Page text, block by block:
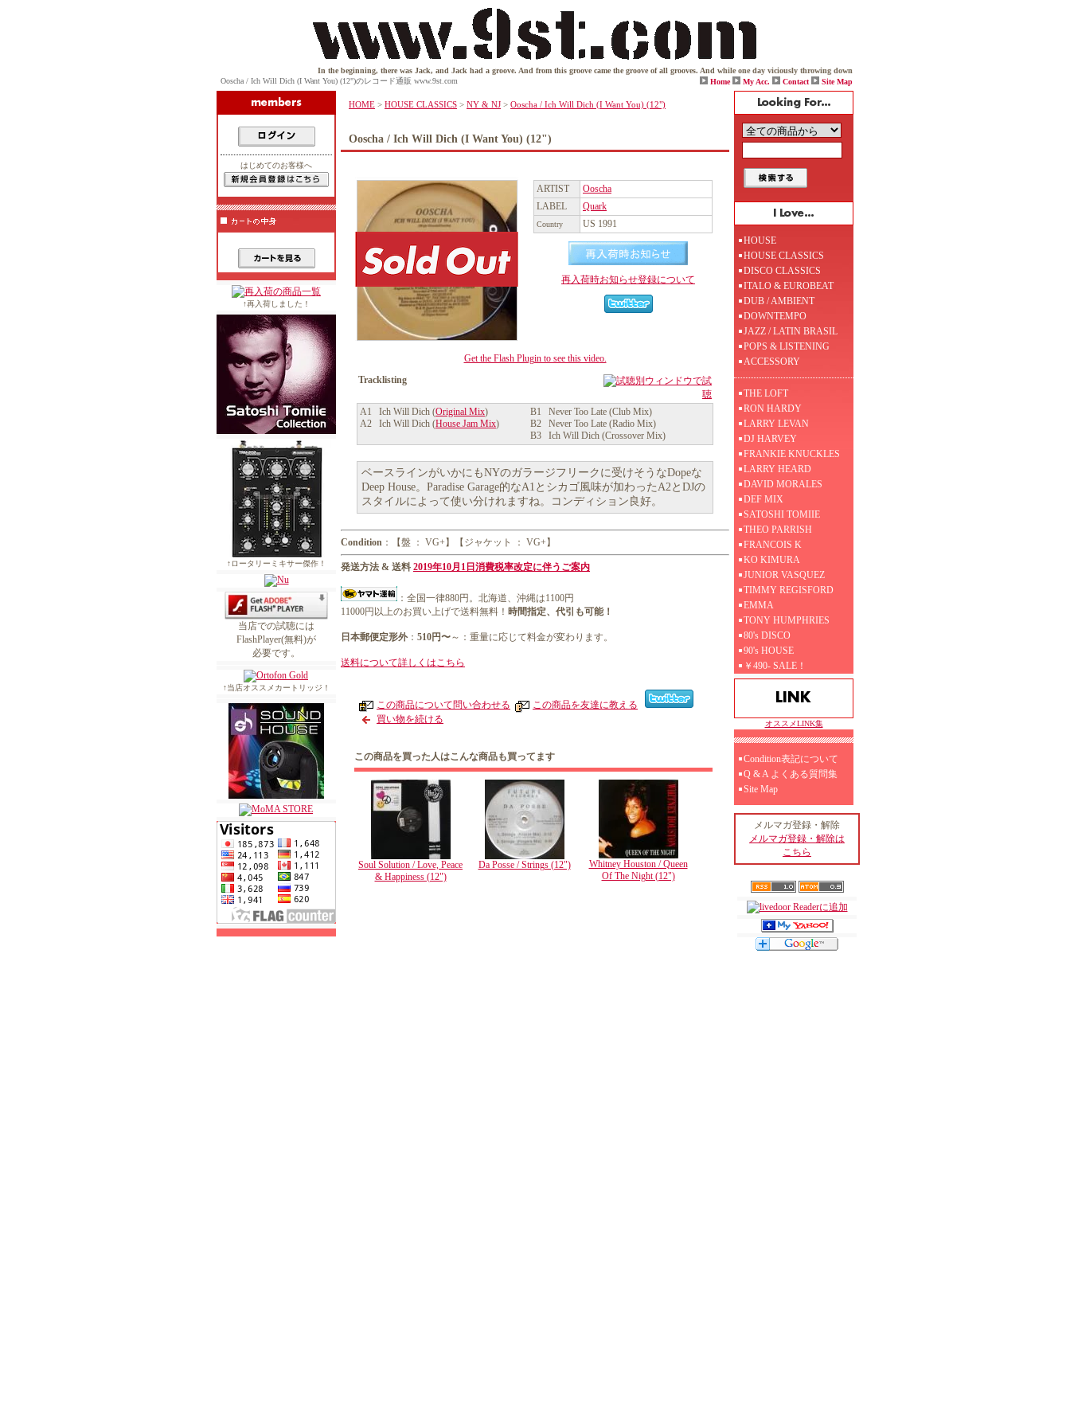
In the beginning, there was Jack, and Jack had a groove. And from this groove came the groove of all grooves. And while one day viciously throwing down on his box, Jack boldy declared, "Let there be HOUSE!" and
Ooscha / Ich Will Dich (I Want You) (12")のレコード通販 www.9st.com
Home My Acc. Contact Site Map
はじめてのお客様へ
↑再入荷しました！
↑ロータリーミキサー傑作！
当店での試聴には
FlashPlayer(無料)が
必要です。
↑当店オススメカートリッジ！
HOME > HOUSE CLASSICS > NY & NJ > Ooscha / Ich Will Dich (I Want You) (12")
Ooscha / Ich Will Dich (I Want You) (12")
ARTIST
Ooscha
LABEL
Quark
Country US 1991
再入荷時お知らせ登録について
Get the Flash Plugin to see this video.
Tracklisting
別ウィンドウで試
聴
A1 Ich Will Dich (Original Mix)
A2 Ich Will Dich (House Jam Mix)
B1 Never Too Late (Club Mix)
B2 Never Too Late (Radio Mix)
B3 Ich Will Dich (Crossover Mix)
ベースラインがいかにもNYのガラージフリークに受けそうなDopeな
Deep House。Paradise Garage的なA1とシカゴ風味が加わったA2とDJの
スタイルによって使い分けれますね。コンディション良好。
Condition ：【盤 ： VG+】【ジャケット ： VG+】
発送方法 & 送料 2019年10月1日消費税率改定に伴うご案内
：全国一律880円。北海道、沖縄は1100円
11000円以上のお買い上げで送料無料！ 時間指定、代引も可能！
日本郵便定形外： 510円〜～：重量に応じて料金が変わります。
送料について詳しくはこちら
この商品について問い合わせる
この商品を友達に教える
買い物を続ける
この商品を買った人はこんな商品も買ってます
Soul Solution / Love, Peace
& Happiness (12")
Da Posse / Strings (12")
Whitney Houston / Queen
Of The Night (12")
HOUSE
HOUSE CLASSICS
DISCO CLASSICS
ITALO & EUROBEAT
DUB / AMBIENT
DOWNTEMPO
JAZZ / LATIN BRASIL
POPS & LISTENING
ACCESSORY
THE LOFT
RON HARDY
LARRY LEVAN
DJ HARVEY
FRANKIE KNUCKLES
LARRY HEARD
DAVID MORALES
DEF MIX
SATOSHI TOMIIE
THEO PARRISH
FRANCOIS K
KO KIMURA
JUNIOR VASQUEZ
TIMMY REGISFORD
EMMA
TONY HUMPHRIES
80's DISCO
90's HOUSE
￥490- SALE！
オススメLINK集
Condition表記について
Q & A よくある質問集
Site Map
メルマガ登録・解除
メルマガ登録・解除は
こちら